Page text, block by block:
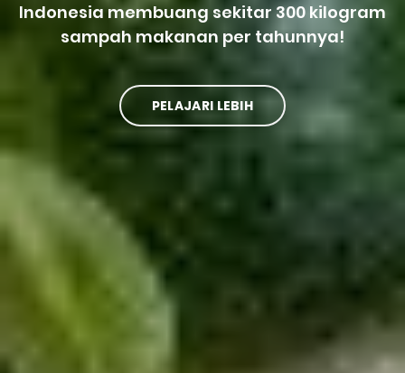
Indonesia membuang sekitar 300 kilogram
sampah makanan per tahunnya!
PELAJARI LEBIH